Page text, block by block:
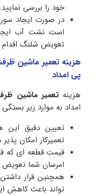
خود را بررسی نمایید.
در صورت ایجاد
است نشت آب
تعویض شلنگ اقدام
هزینه تعمیر ماشین
پی امداد
هزینه تعمیر ماشین
امداد به موارد زیر بستگی
تعیین دقیق این
تعمیرکار امکان
قیمت قطعه ای که
امرسان شما تعویض
همچنین قرار
تواند باعث کاهش